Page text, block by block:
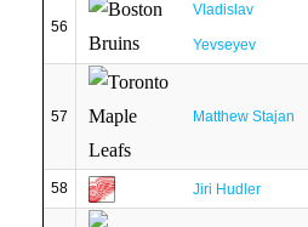
56
Vladislav
Yevseyev
57 Matthew Stajan
58 Jiri Hudler